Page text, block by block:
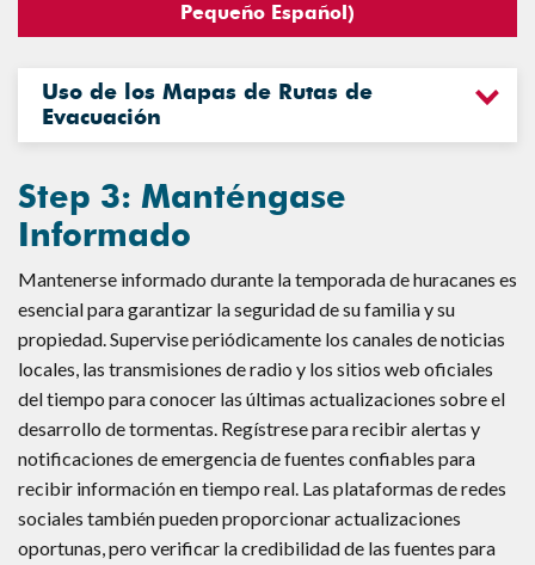
Pequeño Español)
Uso de los Mapas de Rutas de
Evacuación
Step 3: Manténgase
Informado
Mantenerse informado durante la temporada de huracanes es
esencial para garantizar la seguridad de su familia y su
propiedad. Supervise periódicamente los canales de noticias
locales, las transmisiones de radio y los sitios web oficiales
del tiempo para conocer las últimas actualizaciones sobre el
desarrollo de tormentas. Regístrese para recibir alertas y
notificaciones de emergencia de fuentes confiables para
recibir información en tiempo real. Las plataformas de redes
sociales también pueden proporcionar actualizaciones
oportunas, pero verificar la credibilidad de las fuentes para